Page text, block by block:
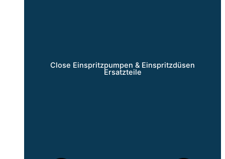
Close Einspritzpumpen & Einspritzdüsen
Ersatzteile